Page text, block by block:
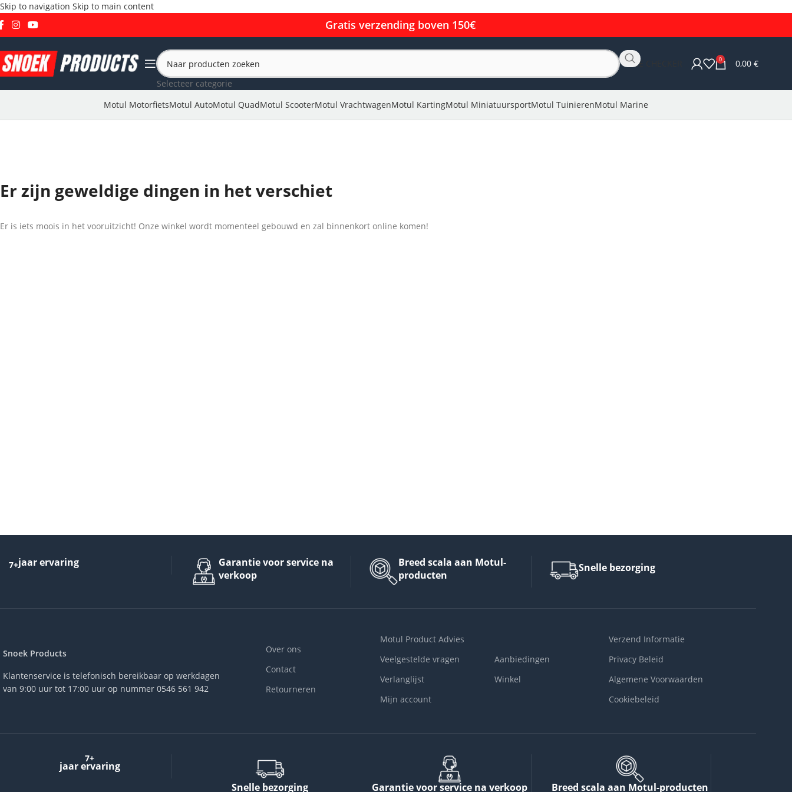
Skip to navigation Skip to main content
Gratis verzending boven 150€
Selecteer categorie
OLIE CHECKER 0 0,00 €
Motul MotorfietsMotul AutoMotul QuadMotul ScooterMotul VrachtwagenMotul KartingMotul MiniatuursportMotul TuinierenMotul Marine
Er zijn geweldige dingen in het verschiet
Er is iets moois in het vooruitzicht! Onze winkel wordt momenteel gebouwd en zal binnenkort online komen!
7+jaar ervaring
Garantie voor service na
verkoop
Breed scala aan Motul-
producten
Snelle bezorging
Snoek Products
Klantenservice is telefonisch bereikbaar op werkdagen
van 9:00 uur tot 17:00 uur op nummer 0546 561 942
Over ons
Contact
Retourneren
Motul Product Advies
Veelgestelde vragen
Verlanglijst
Mijn account
Aanbiedingen
Winkel
Verzend Informatie
Privacy Beleid
Algemene Voorwaarden
Cookiebeleid
7+
jaar ervaring
Snelle bezorging
Garantie voor service na verkoop Breed scala aan Motul-producten